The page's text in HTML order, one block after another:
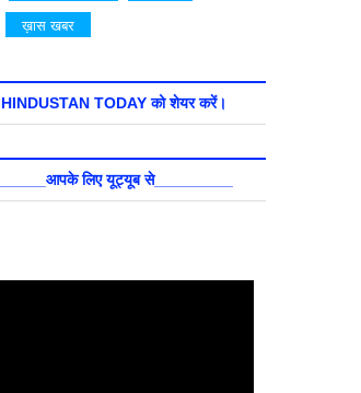
ख़ास खबर
TODAY को शेयर करें।
लिए यूट्यूब से_________